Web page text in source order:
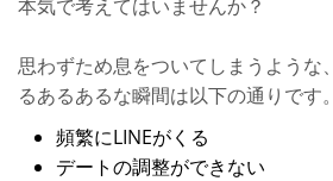
対処法3：1人の時間をつくって冷静に
対処法5：友達に相談をする
本気で考えてはいませんか？
思わずため息をついてしまうような
るあるあるな瞬間は以下の通りです。
頻繁にLINEがくる
デートの調整ができない